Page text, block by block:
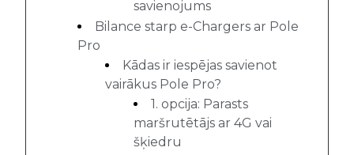
savienojums
Bilance starp e-Chargers ar Pole
Pro
Kādas ir iespējas savienot
vairākus Pole Pro?
1. opcija: Parasts
maršrutētājs ar 4G vai
šķiedru